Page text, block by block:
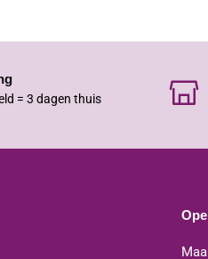
= 3 dagen thuis